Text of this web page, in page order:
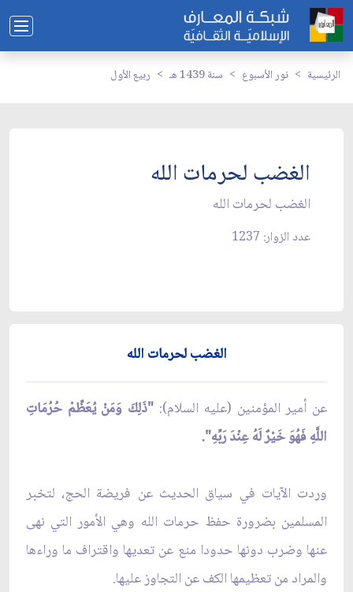
الرئيسية نور الأسبوع سنة 1439 هـ ربيع الأول
الغضب لحرمات الله
الغضب لحرمات الله
عدد الزوار: 1237
الغضب لحرمات الله
عن أمير المؤمنين (عليه السلام): "ذَلِكَ وَمَنْ يُعَظِّمْ حُرُمَاتِ
اللَّهِ فَهُوَ خَيْرٌ لَهُ عِنْدَ رَبِّهِ".
وردت الآيات في سياق الحديث عن فريضة الحج، لتخبر
المسلمين بضرورة حفظ حرمات الله وهي الأمور التي نهى
عنها وضرب دونها حدودا منع عن تعديها واقتراف ما وراءها
والمراد من تعظيمها الكف عن التجاوز عليها.